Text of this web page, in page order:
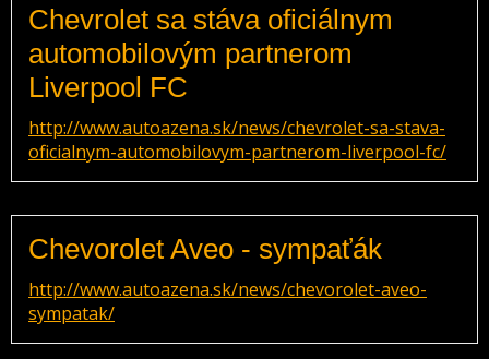
Chevrolet sa stáva oficiálnym
automobilovým partnerom
Liverpool FC
http://www.autoazena.sk/news/chevrolet-sa-stava-
oficialnym-automobilovym-partnerom-liverpool-fc/
Chevorolet Aveo - sympaťák
http://www.autoazena.sk/news/chevorolet-aveo-
sympatak/